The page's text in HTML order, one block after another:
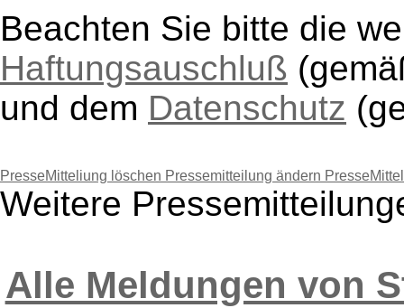
Beachten Sie bitte die
Haftungsauschluß
und dem Datenschutz
PresseMitteliung löschen Pressemitteilung ändern
Weitere
Alle Meldungen von